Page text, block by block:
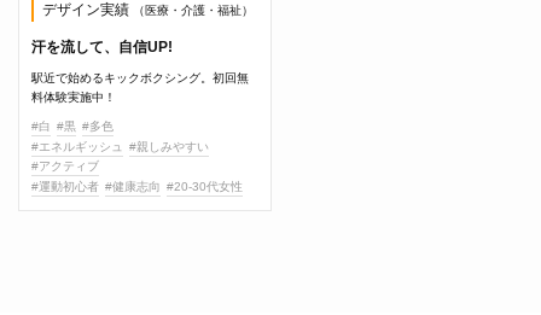
デザイン実績
（医療・介護・福祉）
汗を流して、自信UP!
駅近で始めるキックボクシング。初回無
料体験実施中！
#白 #黒 #多色
#エネルギッシュ
#親しみやすい
#アクティブ
#運動初心者 #健康志向 #20-30代女性